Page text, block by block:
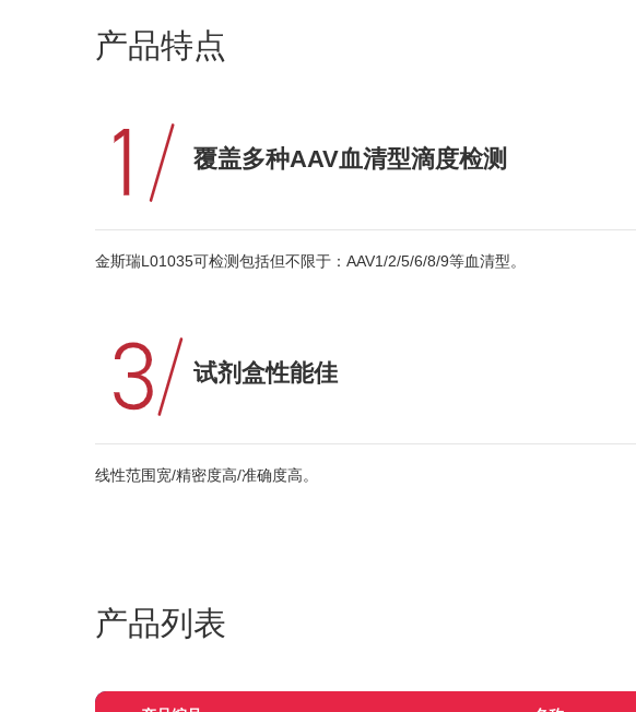
产品特点
覆盖多种AAV血清型滴度检测
金斯瑞L01035可检测包括但不限于：AAV1/2/5/6/8/9等血清型。
试剂盒性能佳
线性范围宽/精密度高/准确度高。
产品列表